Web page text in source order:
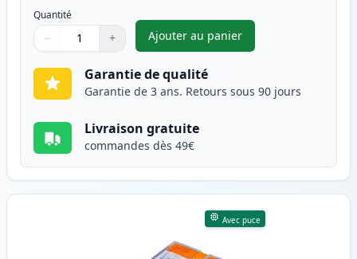
Quantité
Quantité
Utilisez les boutons pour ajuster
− +
Quantité
Ajouter au panier
,Pack de 5 Canon PGI-520 &
Garantie de qualité
Garantie de 3 ans. Retours sous 90 jours
Livraison gratuite
commandes dès 49€
Avec puce